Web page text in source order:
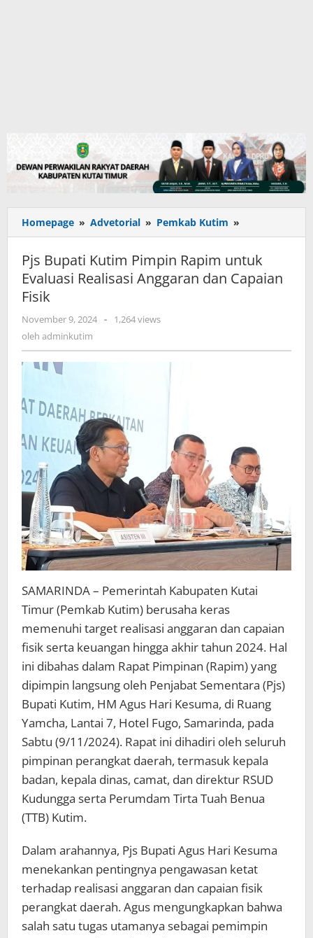
Homepage » Advetorial » Pemkab Kutim »
Bupati
Pimpin
Rapim
dan
Pjs Bupati Kutim Pimpin Rapim untuk
Evaluasi Realisasi Anggaran dan Capaian
Fisik
November 9, 2024 oleh
-
1,264 views
oleh adminkutim
SAMARINDA – Pemerintah Kabupaten Kutai
Timur (Pemkab Kutim) berusaha keras
memenuhi target realisasi anggaran dan capaian
fisik serta keuangan hingga akhir tahun 2024. Hal
ini dibahas dalam Rapat Pimpinan (Rapim) yang
dipimpin langsung oleh Penjabat Sementara (Pjs)
Bupati Kutim, HM Agus Hari Kesuma, di Ruang
Yamcha, Lantai 7, Hotel Fugo, Samarinda, pada
Sabtu (9/11/2024). Rapat ini dihadiri oleh seluruh
pimpinan perangkat daerah, termasuk kepala
badan, kepala dinas, camat, dan direktur RSUD
Kudungga serta Perumdam Tirta Tuah Benua
(TTB) Kutim.
Dalam arahannya, Pjs Bupati Agus Hari Kesuma
menekankan pentingnya pengawasan ketat
terhadap realisasi anggaran dan capaian fisik
perangkat daerah. Agus mengungkapkan bahwa
salah satu tugas utamanya sebagai pemimpin